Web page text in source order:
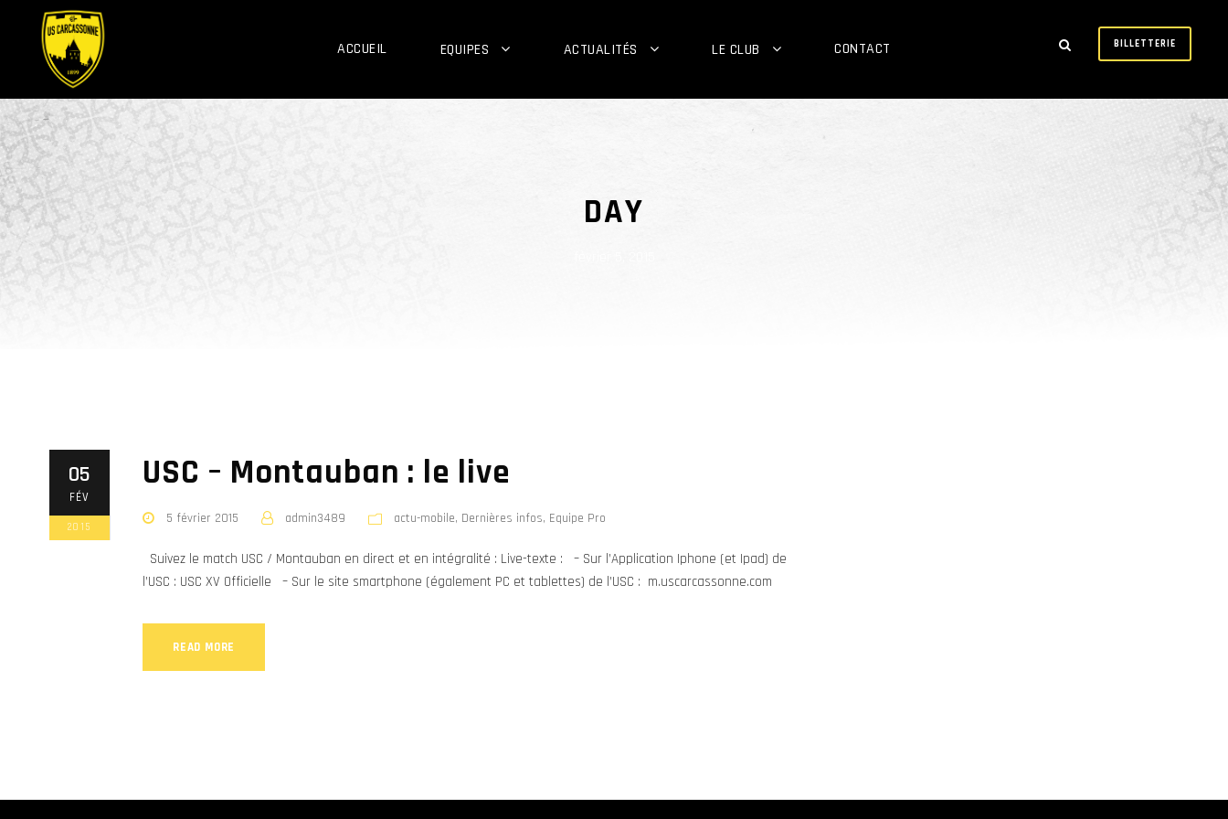
ACCUEIL EQUIPES ACTUALITÉS LE CLUB CONTACT BILLETTERIE
DAY
05
FÉV
2015
USC – Montauban : le live
5 février 2015 admin3489 actu-mobile, Dernières infos, Equipe Pro
Suivez le match USC / Montauban en direct et en intégralité : Live-texte : – Sur l’Application Iphone (et Ipad) de
l’USC : USC XV Officielle – Sur le site smartphone (également PC et tablettes) de l’USC : m.uscarcassonne.com
READ MORE